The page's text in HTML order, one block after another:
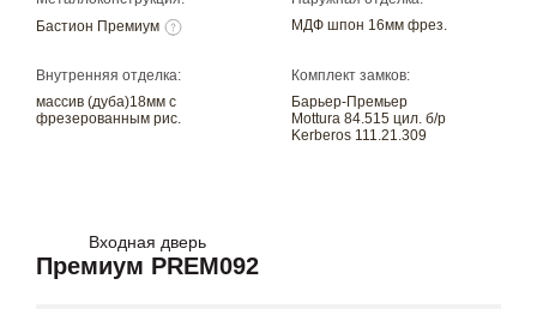
Бастион Премиум
МДФ шпон 16мм фрез.
Внутренняя отделка:
массив (дуба)18мм с
фрезерованным рис.
Комплект замков:
Барьер-Премьер
Mottura 84.515 цил. б/р
Kerberos 111.21.309
Входная дверь
Премиум PREM092